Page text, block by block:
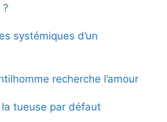
?
systémiques d’un
recherche l’amour
tueuse par défaut